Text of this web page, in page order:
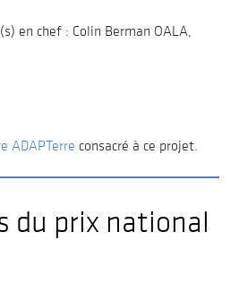
en chef : Colin Berman OALA,
ADAPTerre consacré à ce projet.
du prix national